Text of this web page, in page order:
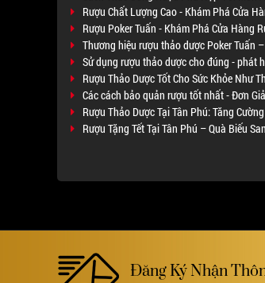
Rượu Chất Lượng Cao - Khám Phá Cửa
Rượu Poker Tuấn - Khám Phá Cửa Hàng
Thương hiệu rượu thảo dược Poker Tuấn
Sử dụng rượu thảo dược cho đúng - phát
Rượu Thảo Dược Tốt Cho Sức Khỏe Như
Các cách bảo quản rượu tốt nhất - Đơn
Rượu Thảo Dược Tại Tân Phú: Tăng
Rượu Tặng Tết Tại Tân Phú – Quà Biếu
Đăng Ký Nhận